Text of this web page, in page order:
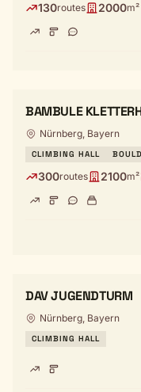
130routes 2000m²
BAMBULE
Nürnberg, Bayern
CLIMBING HALL
300routes 2100m²
DAV JUGENDTURM
Nürnberg, Bayern
CLIMBING HALL